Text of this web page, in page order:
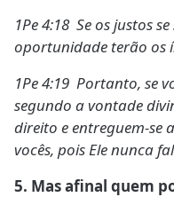
1Pe 4:18 Se os justos
oportunidade terão os
1Pe 4:19 Portanto, se
segundo a vontade
direito e entreguem-se
vocês, pois Ele nunca
5. Mas afinal quem